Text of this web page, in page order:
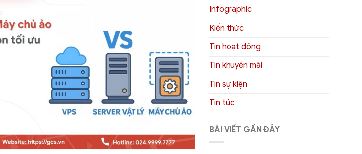
Infographic
Kiến thức
Tin hoạt động
Tin khuyến mãi
Tin sự kiện
Tin tức
BÀI VIẾT GẦN ĐÂY